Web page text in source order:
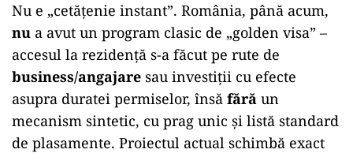
Nu e „cetățenie instant”. România, până acum,
nu a avut un program clasic de „golden visa” –
accesul la rezidență s-a făcut pe rute de
business/angajare sau investiții cu efecte
asupra duratei permiselor, însă fără un
mecanism sintetic, cu prag unic și listă standard
de plasamente. Proiectul actual schimbă exact